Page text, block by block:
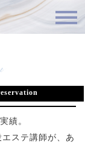
回体験エ
績。
ステ講師が、あ